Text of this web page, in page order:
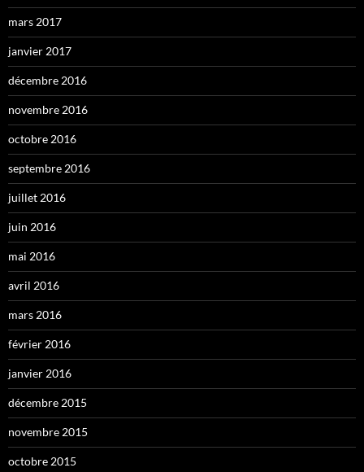
mars 2017
janvier 2017
décembre 2016
novembre 2016
octobre 2016
septembre 2016
juillet 2016
juin 2016
mai 2016
avril 2016
mars 2016
février 2016
janvier 2016
décembre 2015
novembre 2015
octobre 2015